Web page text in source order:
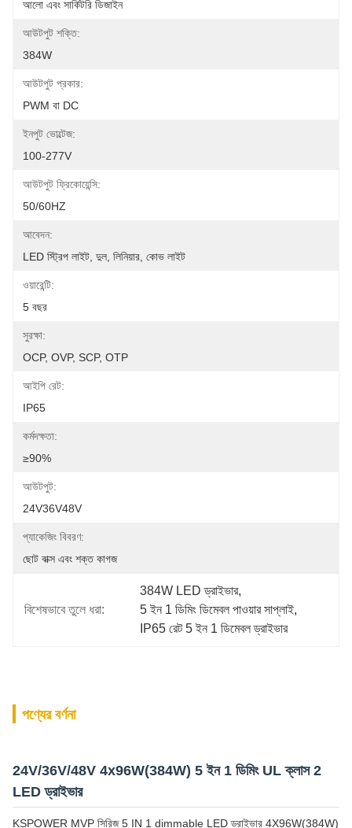
আলো এবং সার্কিটরি ডিজাইন
আউটপুট শক্তি:
384W
আউটপুট প্রকার:
PWM বা DC
ইনপুট ভোল্টেজ:
100-277V
আউটপুট ফ্রিকোয়েন্সি:
50/60HZ
আবেদন:
LED স্ট্রিপ লাইট, দুল, লিনিয়ার, কোভ লাইট
ওয়ারেন্টি:
5 বছর
সুরক্ষা:
OCP, OVP, SCP, OTP
আইপি রেট:
IP65
কর্মদক্ষতা:
≥90%
আউটপুট:
24V36V48V
প্যাকেজিং বিবরণ:
ছোট বাক্স এবং শক্ত কাগজ
বিশেষভাবে তুলে ধরা:
384W LED ড্রাইভার,
5 ইন 1 ডিমিং ডিমেবল পাওয়ার সাপ্লাই,
IP65 রেট 5 ইন 1 ডিমেবল ড্রাইভার
পণ্যের বর্ণনা
24V/36V/48V 4x96W(384W) 5 ইন 1 ডিমিং UL ক্লাস 2
LED ড্রাইভার
KSPOWER MVP সিরিজ 5 IN 1 dimmable LED ড্রাইভার 4X96W(384W)